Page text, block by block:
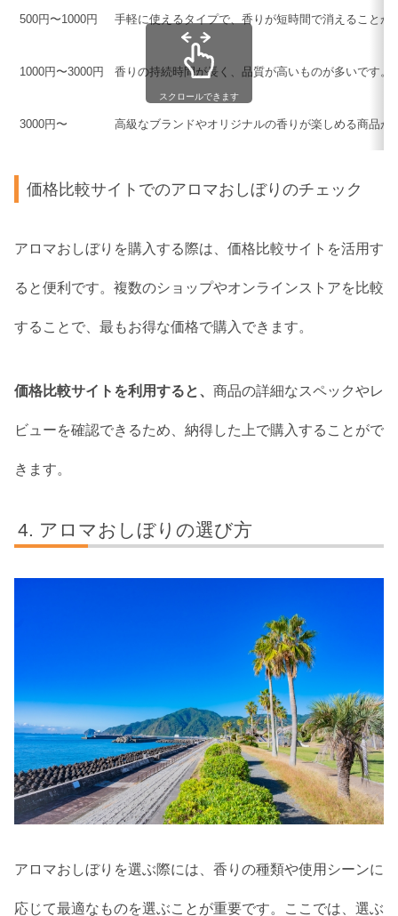
500円〜1000円 手軽に使えるタイプで、香りが短時間で消えることが
1000円〜3000円 香りの持続時間が長く、品質が高いものが多いです。
3000円〜 高級なブランドやオリジナルの香りが楽しめる商品が
スクロールできます
価格比較サイトでのアロマおしぼりのチェック
アロマおしぼりを購入する際は、価格比較サイトを活用す
ると便利です。複数のショップやオンラインストアを比較
することで、最もお得な価格で購入できます。
価格比較サイトを利用すると、 商品の詳細なスペックやレ
ビューを確認できるため、納得した上で購入することがで
きます。
アロマおしぼりの選び方
アロマおしぼりを選ぶ際には、香りの種類や使用シーンに
応じて最適なものを選ぶことが重要です。ここでは、選ぶ